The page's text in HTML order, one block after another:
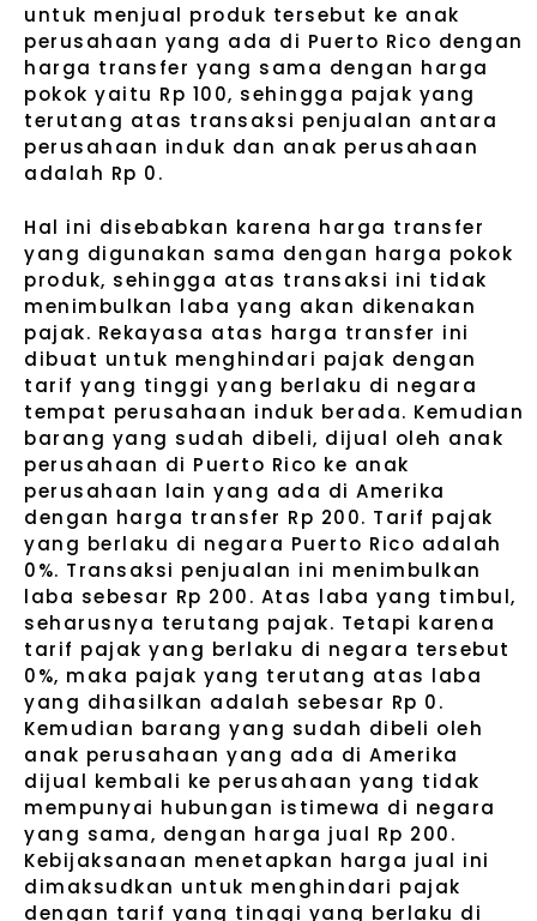
untuk menjual produk tersebut ke anak
perusahaan yang ada di Puerto Rico dengan
harga transfer yang sama dengan harga
pokok yaitu Rp 100, sehingga pajak yang
terutang atas transaksi penjualan antara
perusahaan induk dan anak perusahaan
adalah Rp 0.
Hal ini disebabkan karena harga transfer
yang digunakan sama dengan harga pokok
produk, sehingga atas transaksi ini tidak
menimbulkan laba yang akan dikenakan
pajak. Rekayasa atas harga transfer ini
dibuat untuk menghindari pajak dengan
tarif yang tinggi yang berlaku di negara
tempat perusahaan induk berada. Kemudian
barang yang sudah dibeli, dijual oleh anak
perusahaan di Puerto Rico ke anak
perusahaan lain yang ada di Amerika
dengan harga transfer Rp 200. Tarif pajak
yang berlaku di negara Puerto Rico adalah
0%. Transaksi penjualan ini menimbulkan
laba sebesar Rp 200. Atas laba yang timbul,
seharusnya terutang pajak. Tetapi karena
tarif pajak yang berlaku di negara tersebut
0%, maka pajak yang terutang atas laba
yang dihasilkan adalah sebesar Rp 0.
Kemudian barang yang sudah dibeli oleh
anak perusahaan yang ada di Amerika
dijual kembali ke perusahaan yang tidak
mempunyai hubungan istimewa di negara
yang sama, dengan harga jual Rp 200.
Kebijaksanaan menetapkan harga jual ini
dimaksudkan untuk menghindari pajak
dengan tarif yang tinggi yang berlaku di